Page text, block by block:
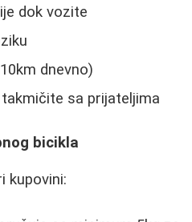
dok vozite
dnevno)
sa prijateljima
bicikla
kupovini: